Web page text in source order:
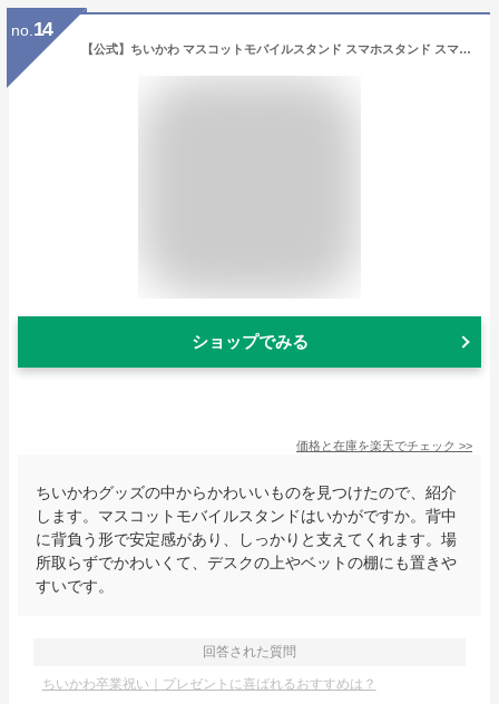
no. 14
【公式】ちいかわ マスコットモバイルスタンド スマホスタンド スマホアクセサリ フィギュア ハチワレ うさぎ モモンガ シリコン スマホ立て グッズ かわいい ナガノ インテリア 雑貨 プレゼント iPhone Android スマートフォン スタンド
ショップでみる
価格と在庫を楽天でチェック >>
ちいかわグッズの中からかわいいものを見つけたので、紹介
します。マスコットモバイルスタンドはいかがですか。背中
に背負う形で安定感があり、しっかりと支えてくれます。場
所取らずでかわいくて、デスクの上やベットの棚にも置きや
すいです。
回答された質問
ちいかわ卒業祝い｜プレゼントに喜ばれるおすすめは？